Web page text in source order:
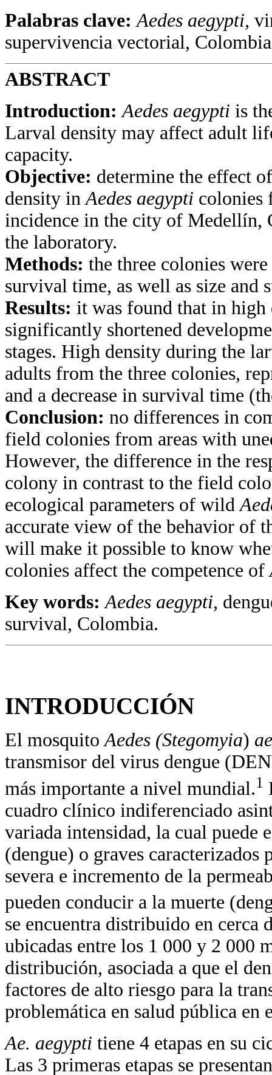
Palabras clave:Aedes aegypti,
supervivencia vectorial,
ABSTRACT
Introduction: Aedes aegypti is
Larval density may affect adult
capacity.
Objective: determine the effect
density inAedes aegypti colonies
incidence in the city of Medellín,
the laboratory.
Methods: the three colonies
survival time, as well as size and
Results: it was found that in
significantly shortened
stages. High density during the
adults from the three colonies,
and a decrease in survival time
Conclusion: no differences in
field colonies from areas with
However, the difference in the
colony in contrast to the field
ecological parameters of wild
accurate view of the behavior of
will make it possible to know
colonies affect the competence of
Key words:Aedes aegypti,
survival, Colombia.
INTRODUCCIÓN
El mosquitoAedes (Stegomyia)
transmisor del virus dengue
más importante a nivel mundial.1
cuadro clínico indiferenciado
variada intensidad, la cual puede
(dengue) o graves caracterizados
severa e incremento de la
pueden conducir a la muerte
se encuentra distribuido en cerca
ubicadas entre los 1 000 y 2 000
distribución, asociada a que el
factores de alto riesgo para la
problemática en salud pública en
Ae. aegypti tiene 4 etapas en su
Las 3 primeras etapas se